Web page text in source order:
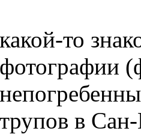
какой-то
фотографии
трупов в